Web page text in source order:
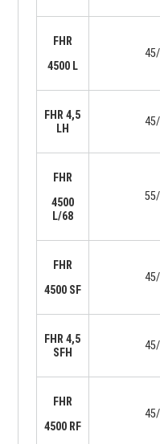
FHR
4500 L
FHR 4,5
LH
FHR
4500
L/68
FHR
4500 SF
FHR 4,5
SFH
FHR
4500 RF